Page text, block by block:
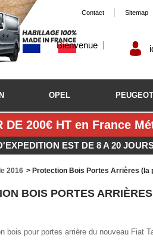
Contact Sitemap
Bienvenue
OPEL PEUGEOT
DE 200€ HT en France
EST DE 8 A 20
2016 > Protection Bois Portes Arrières (la
BOIS PORTES
bois pour portes arrière du nouveau Fiat